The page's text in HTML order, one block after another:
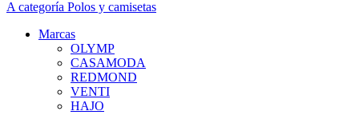
A categoría Polos y camisetas
Marcas
OLYMP
CASAMODA
REDMOND
VENTI
HAJO